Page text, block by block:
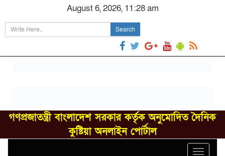
August 6, 2026, 11:28 am
Search
গণপ্রজাতন্ত্রী বাংলাদেশ সরকার কর্তৃক অনুমোদিত দৈনিক
কুষ্টিয়া অনলাইন পোর্টাল
Toggle